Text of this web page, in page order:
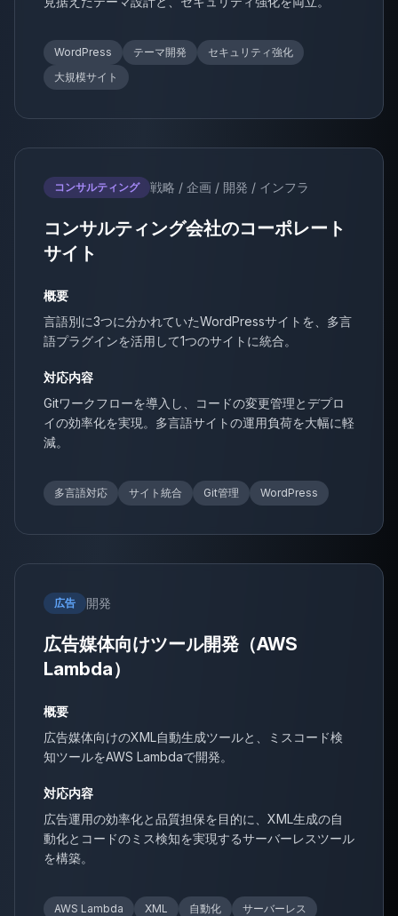
WordPress テーマ開発
セキュリティ強化
大規模サイト
コンサルティング 戦略 / 企画 / 開発 / インフラ
コンサルティング会社のコーポレート
サイト
概要
言語別に3つに分かれていたWordPressサイトを、多言
語プラグインを活用して1つのサイトに統合。
対応内容
Gitワークフローを導入し、コードの変更管理とデプロ
イの効率化を実現。多言語サイトの運用負荷を大幅に軽
減。
多言語対応 サイト統合 Git管理 WordPress
広告 開発
広告媒体向けツール開発（AWS
Lambda）
概要
広告媒体向けのXML自動生成ツールと、ミスコード検
知ツールをAWS Lambdaで開発。
対応内容
広告運用の効率化と品質担保を目的に、XML生成の自
動化とコードのミス検知を実現するサーバーレスツール
を構築。
AWS Lambda XML 自動化 サーバーレス